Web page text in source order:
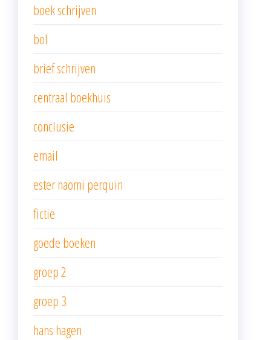
boek schrijven
bol
brief schrijven
centraal boekhuis
conclusie
email
ester naomi perquin
fictie
goede boeken
groep 2
groep 3
hans hagen